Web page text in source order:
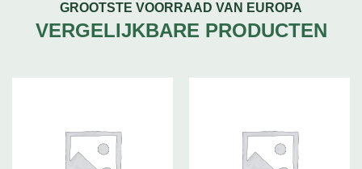
GROOTSTE VOORRAAD VAN EUROPA
VERGELIJKBARE PRODUCTEN